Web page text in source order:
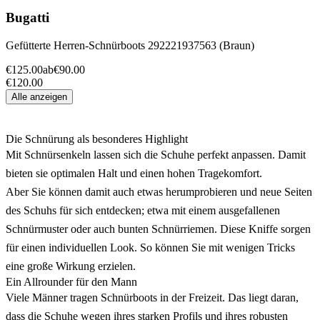
Bugatti
Gefütterte Herren-Schnürboots 292221937563 (Braun)
€125.00ab€90.00
€120.00
Alle anzeigen
Die Schnürung als besonderes Highlight
Mit Schnürsenkeln lassen sich die Schuhe perfekt anpassen. Damit
bieten sie optimalen Halt und einen hohen Tragekomfort.
Aber Sie können damit auch etwas herumprobieren und neue Seiten
des Schuhs für sich entdecken; etwa mit einem ausgefallenen
Schnürmuster oder auch bunten Schnürriemen. Diese Kniffe sorgen
für einen individuellen Look. So können Sie mit wenigen Tricks
eine große Wirkung erzielen.
Ein Allrounder für den Mann
Viele Männer tragen Schnürboots in der Freizeit. Das liegt daran,
dass die Schuhe wegen ihres starken Profils und ihres robusten